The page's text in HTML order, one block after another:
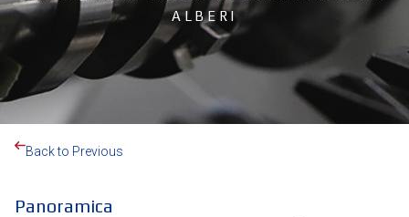
ALBERI
Back to Previous
Panoramica